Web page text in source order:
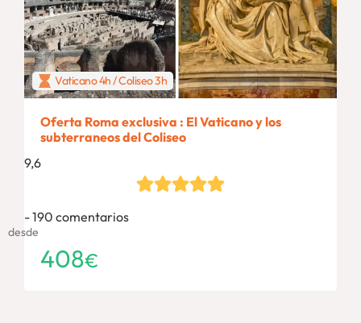
Vaticano 4h / Coliseo 3h
Oferta Roma exclusiva : El Vaticano y los
subterraneos del Coliseo
9,6
190 comentarios
desde
408€